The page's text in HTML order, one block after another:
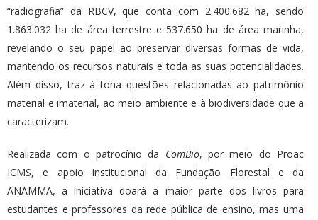
“radiografia” da RBCV, que conta com 2.400.682 ha, sendo
1.863.032 ha de área terrestre e 537.650 ha de área marinha,
revelando o seu papel ao preservar diversas formas de vida,
mantendo os recursos naturais e toda as suas potencialidades.
Além disso, traz à tona questões relacionadas ao patrimônio
material e imaterial, ao meio ambiente e à biodiversidade que a
caracterizam.
Realizada com o patrocínio da ComBio, por meio do Proac
ICMS, e apoio institucional da Fundação Florestal e da
ANAMMA, a iniciativa doará a maior parte dos livros para
estudantes e professores da rede pública de ensino, mas uma